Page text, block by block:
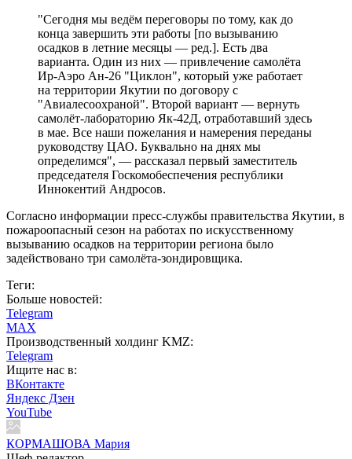
"Сегодня мы ведём переговоры по тому, как до
конца завершить эти работы [по вызыванию
осадков в летние месяцы — ред.]. Есть два
варианта. Один из них — привлечение самолёта
Ир-Аэро Ан-26 "Циклон", который уже работает
на территории Якутии по договору с
"Авиалесоохраной". Второй вариант — вернуть
самолёт-лабораторию Як-42Д, отработавший здесь
в мае. Все наши пожелания и намерения переданы
руководству ЦАО. Буквально на днях мы
определимся", — рассказал первый заместитель
председателя Госкомобеспечения республики
Иннокентий Андросов.
Согласно информации пресс-службы правительства Якутии, в
пожароопасный сезон на работах по искусственному
вызыванию осадков на территории региона было
задействовано три самолёта-зондировщика.
Теги:
Больше новостей:
Telegram
MAX
Производственный холдинг KMZ:
Telegram
Ищите нас в:
ВКонтакте
Яндекс Дзен
YouTube
КОРМАШОВА Мария